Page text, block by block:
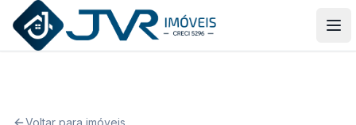
JVR Imóveis
Voltar para imóveis